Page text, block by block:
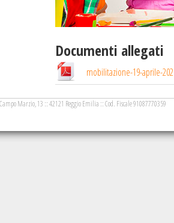
Documenti allegati
mobilitazione-19-aprile-
Marzio, 13 ::42121 Reggio Emilia ::Cod. Fiscale 91087770359